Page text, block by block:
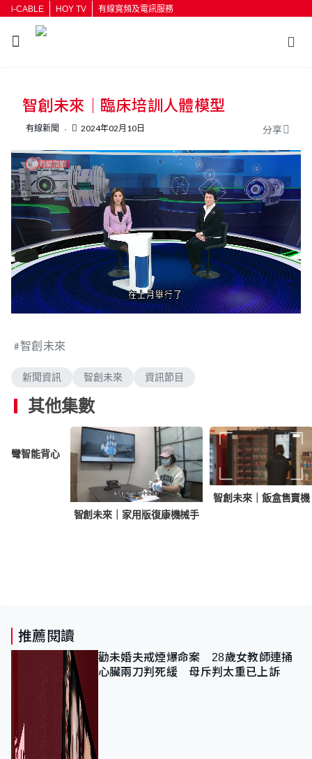
i-CABLE HOY TV 有線寬頻及電訊服務
按輸入鍵開始搜尋
智創未來｜臨床培訓人體模型
有線新聞 2024年02月10日 分享
U
n
e
L
o
.
3
%
智創未來
新聞資訊 智創未來 資訊節目
其他集數
彎智能背心
智創未來｜家用版復康機械手
智創未來｜飯盒售賣機
推薦閱讀
勸未婚夫戒煙爆命案 28歲女教師連捅
心臟兩刀判死緩 母斥判太重已上訴